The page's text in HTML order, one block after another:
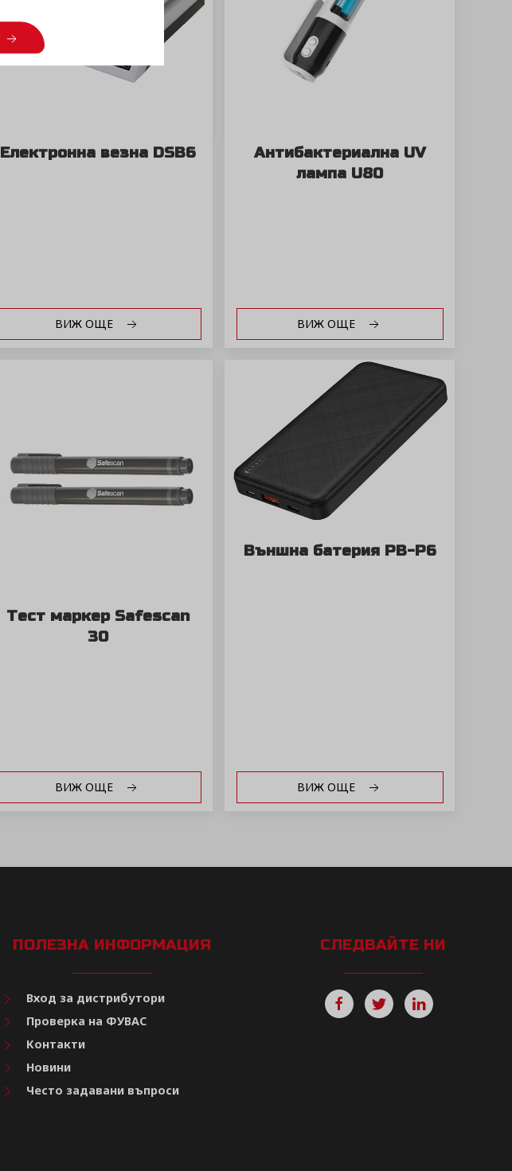
Електронна везна DSB6
ВИЖ ОЩЕ
Антибактериална UV
лампа U80
ВИЖ ОЩЕ
Тест маркер Safescan
30
ВИЖ ОЩЕ
Външна батерия PB-P6
ВИЖ ОЩЕ
ПОЛЕЗНА ИНФОРМАЦИЯ
Вход за дистрибутори
Проверка на ФУВАС
Контакти
Новини
Често задавани въпроси
СЛЕДВАЙТЕ НИ